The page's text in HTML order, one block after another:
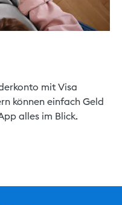
mit Visa
können einfach Geld
alles im Blick.